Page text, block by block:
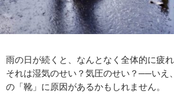
雨の日が続くと、なんとなく全体的に疲れ
それは湿気のせい？気圧のせい？──いえ
の「靴」に原因があるかもしれません。